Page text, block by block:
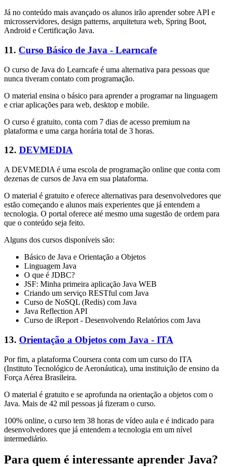
Já no conteúdo mais avançado os alunos irão aprender sobre API e
microsservidores, design patterns, arquitetura web, Spring Boot,
Android e Certificação Java.
11. Curso Básico de Java - Learncafe
O curso de Java do Learncafe é uma alternativa para pessoas que
nunca tiveram contato com programação.
O material ensina o básico para aprender a programar na linguagem
e criar aplicações para web, desktop e mobile.
O curso é gratuito, conta com 7 dias de acesso premium na
plataforma e uma carga horária total de 3 horas.
12. DEVMEDIA
A DEVMEDIA é uma escola de programação online que conta com
dezenas de cursos de Java em sua plataforma.
O material é gratuito e oferece alternativas para desenvolvedores que
estão começando e alunos mais experientes que já entendem a
tecnologia. O portal oferece até mesmo uma sugestão de ordem para
que o conteúdo seja feito.
Alguns dos cursos disponíveis são:
Básico de Java e Orientação a Objetos
Linguagem Java
O que é JDBC?
JSF: Minha primeira aplicação Java WEB
Criando um serviço RESTful com Java
Curso de NoSQL (Redis) com Java
Java Reflection API
Curso de iReport - Desenvolvendo Relatórios com Java
13. Orientação a Objetos com Java - ITA
Por fim, a plataforma Coursera conta com um curso do ITA
(Instituto Tecnológico de Aeronáutica), uma instituição de ensino da
Força Aérea Brasileira.
O material é gratuito e se aprofunda na orientação a objetos com o
Java. Mais de 42 mil pessoas já fizeram o curso.
100% online, o curso tem 38 horas de vídeo aula e é indicado para
desenvolvedores que já entendem a tecnologia em um nível
intermediário.
Para quem é interessante aprender Java?